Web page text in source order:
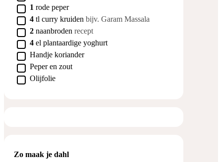
▢
1 rode peper
▢
4 tl curry kruiden bijv. Garam Massala
▢
2 naanbroden recept
▢
4 el plantaardige yoghurt
▢
Handje koriander
▢
Peper en zout
▢
Olijfolie
Zo maak je dahl